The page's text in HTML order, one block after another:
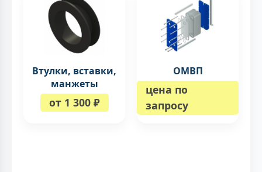
Втулки, вставки,
манжеты
от 1 300 ₽
ОМВП
цена по
запросу